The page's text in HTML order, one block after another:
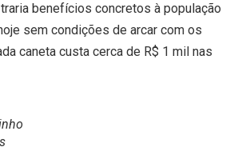
benefícios concretos à população
sem condições de arcar com os
caneta custa cerca de R$ 1 mil nas